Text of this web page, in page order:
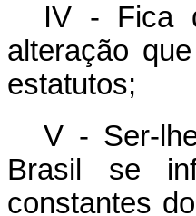
IV - Fica
alteração
estatutos;
V - Ser-
Brasil se
constantes